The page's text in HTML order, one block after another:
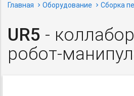
Главная Оборудование Сборка
UR5 -
робот-